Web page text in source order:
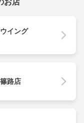
お店
イング
路店